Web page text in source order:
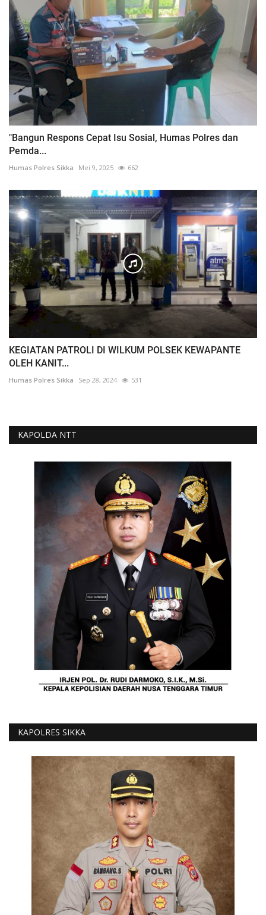
"Bangun Respons Cepat Isu Sosial, Humas Polres dan
Pemda...
Humas Polres Sikka Mei 9, 2025 662
KEGIATAN PATROLI DI WILKUM POLSEK KEWAPANTE
OLEH KANIT...
Humas Polres Sikka Sep 28, 2024 531
KAPOLDA NTT
KAPOLRES SIKKA